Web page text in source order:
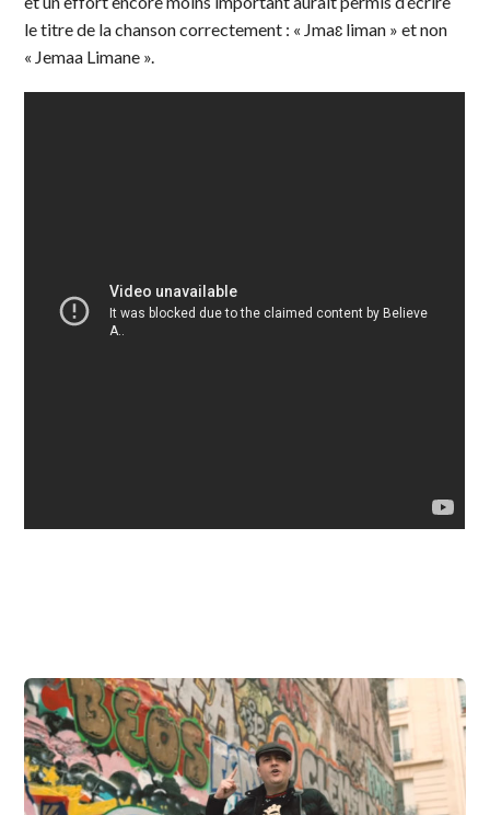
le titre de la chanson correctement : « Jmaɛ liman » et non
« Jemaa Limane ».